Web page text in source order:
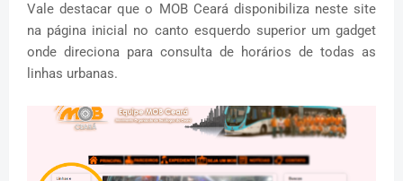
Vale destacar que o MOB Ceará disponibiliza neste site
na página inicial no canto esquerdo superior um gadget
onde direciona para consulta de horários de todas as
linhas urbanas.